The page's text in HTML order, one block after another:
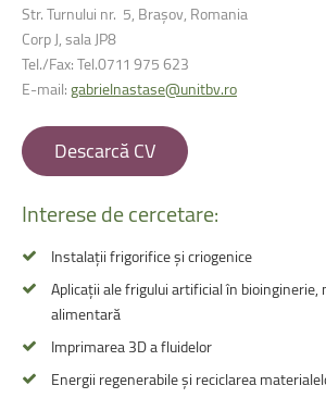
Str. Turnului nr. 5, Brașov, Romania
Corp J, sala JP8
Tel./Fax: Tel.0711 975 623
E-mail:gabrielnastase@unitbv.ro
Descarcă CV
Interesedecercetare:
Instalații frigorifice și criogenice
Aplicații ale frigului artificial în bioinginerie,
alimentară
Imprimarea 3D a fluidelor
Energii regenerabile și reciclarea